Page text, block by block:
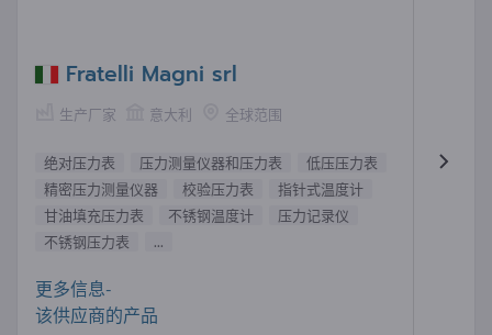
Fratelli Magni srl
生产厂家 意大利 全球范围
绝对压力表 压力测量仪器和压力表
低压压力表
精密压力测量仪器
校验压力表
指针式温度计
甘油填充压力表
不锈钢温度计
压力记录仪
不锈钢压力表
...
更多信息-
该供应商的产品